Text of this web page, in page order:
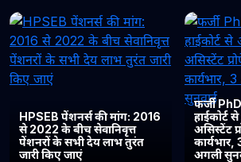
HPSEB पेंशनर्स की मांग: 2016
से 2022 के बीच सेवानिवृत्त
पेंशनरों के सभी देय लाभ तुरंत
जारी किए जाएं
फर्जी
हाईकोर्ट
असिस्टेंट
कार्यभार,
अगली